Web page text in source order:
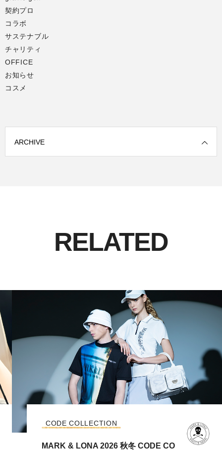
契約プロ
コラボ
サステナブル
チャリティ
OFFICE
お知らせ
コスメ
ARCHIVE
RELATED
CODE COLLECTION
MARK & LONA 2026 秋冬 CODE CO